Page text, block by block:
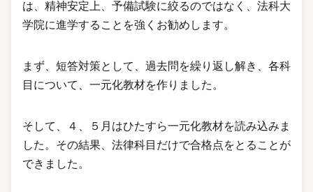
は、精神安定上、予備試験に絞るのではなく、法科大
学院に進学することを強くお勧めします。
まず、短答対策として、過去問を繰り返し解き、各科
目について、一元化教材を作りました。
そして、４、５月はひたすら一元化教材を読み込みま
した。その結果、法律科目だけで合格点をとることが
できました。